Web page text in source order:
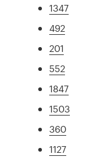
1347
492
201
552
1847
1503
360
1127